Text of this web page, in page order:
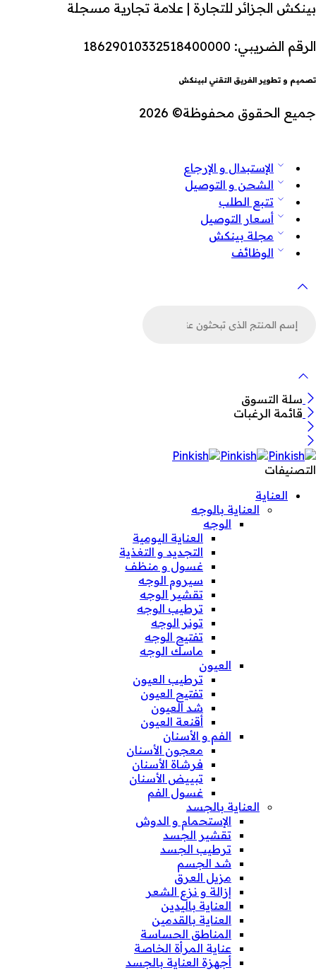
بينكش الجزائر للتجارة | علامة تجارية مسجلة
الرقم الضريبي: 18629010332518400000
تصميم و تطوير الفريق التقني لبينكش
جميع الحقوق محفوظة© 2026
الإستبدال و الإرجاع
الشحن و التوصيل
تتبع الطلب
أسعار التوصيل
مجلة بينكش
الوظائف
سلة التسوق
قائمة الرغبات
التصنيفات
العناية
العناية بالوجه
الوجه
العناية اليومية
التجديد و التغذية
غسول و منظف
سيروم الوجه
تقشير الوجه
ترطيب الوجه
تونر الوجه
تفتيح الوجه
ماسك الوجه
العيون
ترطيب العيون
تفتيح العيون
شد العيون
أقنعة العيون
الفم و الأسنان
معجون الأسنان
فرشاة الأسنان
تبييض الأسنان
غسول الفم
العناية بالجسد
الإستحمام و الدوش
تقشير الجسد
ترطيب الجسد
شد الجسم
مزيل العرق
إزالة و نزع الشعر
العناية باليدين
العناية بالقدمين
المناطق الحساسة
عناية المرأة الخاصة
أجهزة العناية بالجسد